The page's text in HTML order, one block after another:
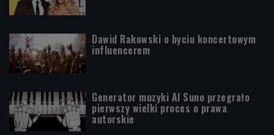
Dawid Rakowski o byciu koncertowym
influencerem
Generator muzyki AI Suno przegrało
pierwszy wielki proces o prawa
autorskie